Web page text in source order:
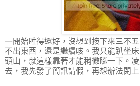
一開始睡得還好，沒想到接下來三不
不出東西，還是繼續咳。我只能趴坐
頭山，就這樣靠著才能稍微瞇一下。
去，我先發了簡訊請假，再想辦法閉上